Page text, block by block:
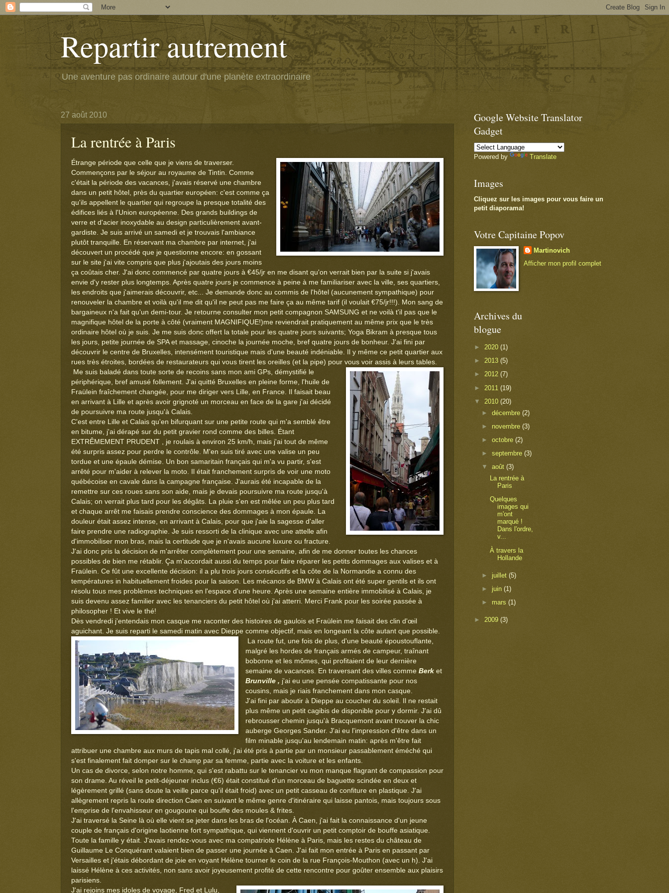
Repartir autrement
Une aventure pas ordinaire autour d'une planète extraordinaire
27 août 2010
La rentrée à Paris
Étrange période que celle que je viens de traverser.
Commençons par le séjour au royaume de Tintin. Comme
c'était la période des vacances, j'avais réservé une chambre
dans un petit hôtel, près du quartier européen: c'est comme ça
qu'ils appellent le quartier qui regroupe la presque totalité des
édifices liés à l'Union européenne. Des grands buildings de
verre et d'acier inoxydable au design particulièrement avant-
gardiste. Je suis arrivé un samedi et je trouvais l'ambiance
plutôt tranquille. En réservant ma chambre par internet, j'ai
découvert un procédé que je questionne encore: en gossant
sur le site j'ai vite compris que plus j'ajoutais des jours moins
ça coûtais cher. J'ai donc commencé par quatre jours à €45/jr en me disant qu'on verrait bien par la suite si j'avais
envie d'y rester plus longtemps. Après quatre jours je commence à peine à me familiariser avec la ville, ses quartiers,
les endroits que j'aimerais découvrir, etc... Je demande donc au commis de l'hôtel (aucunement sympathique) pour
renouveler la chambre et voilà qu'il me dit qu'il ne peut pas me faire ça au même tarif (il voulait €75/jr!!!). Mon sang de
bargaineux n'a fait qu'un demi-tour. Je retourne consulter mon petit compagnon SAMSUNG et ne voilà t'il pas que le
magnifique hôtel de la porte à côté (vraiment MAGNIFIQUE!)me reviendrait pratiquement au même prix que le très
ordinaire hôtel où je suis. Je me suis donc offert la totale pour les quatre jours suivants; Yoga Bikram à presque tous
les jours, petite journée de SPA et massage, cinoche la journée moche, bref quatre jours de bonheur. J'ai fini par
découvrir le centre de Bruxelles, intensément touristique mais d'une beauté indéniable. Il y même ce petit quartier aux
rues très étroites, bordées de restaurateurs qui vous tirent les oreilles (et la pipe) pour vous voir assis à leurs tables.
Me suis baladé dans toute sorte de recoins sans mon ami GPs, démystifié le
périphérique, bref amusé follement. J'ai quitté Bruxelles en pleine forme, l'huile de
Fraülein fraîchement changée, pour me diriger vers Lille, en France. Il faisait beau
en arrivant à Lille et après avoir grignoté un morceau en face de la gare j'ai décidé
de poursuivre ma route jusqu'à Calais.
C'est entre Lille et Calais qu'en bifurquant sur une petite route qui m'a semblé être
en bitume, j'ai dérapé sur du petit gravier rond comme des billes. Étant
EXTRÊMEMENT PRUDENT , je roulais à environ 25 km/h, mais j'ai tout de même
été surpris assez pour perdre le contrôle. M'en suis tiré avec une valise un peu
tordue et une épaule démise. Un bon samaritain français qui m'a vu partir, s'est
arrêté pour m'aider à relever la moto. Il était franchement surpris de voir une moto
québécoise en cavale dans la campagne française. J'aurais été incapable de la
remettre sur ces roues sans son aide, mais je devais poursuivre ma route jusqu'à
Calais; on verrait plus tard pour les dégâts. La pluie s'en est mêlée un peu plus tard
et chaque arrêt me faisais prendre conscience des dommages à mon épaule. La
douleur était assez intense, en arrivant à Calais, pour que j'aie la sagesse d'aller
faire prendre une radiographie. Je suis ressorti de la clinique avec une attelle afin
d'immobiliser mon bras, mais la certitude que je n'avais aucune luxure ou fracture.
J'ai donc pris la décision de m'arrêter complètement pour une semaine, afin de me donner toutes les chances
possibles de bien me rétablir. Ça m'accordait aussi du temps pour faire réparer les petits dommages aux valises et à
Fraülein. Ce fût une excellente décision: il a plu trois jours consécutifs et la côte de la Normandie a connu des
températures in habituellement froides pour la saison. Les mécanos de BMW à Calais ont été super gentils et ils ont
résolu tous mes problèmes techniques en l'espace d'une heure. Après une semaine entière immobilisé à Calais, je
suis devenu assez familier avec les tenanciers du petit hôtel où j'ai atterri. Merci Frank pour les soirée passée à
philosopher ! Et vive le thé!
Dès vendredi j'entendais mon casque me raconter des histoires de gaulois et Fraülein me faisait des clin d'œil
aguichant. Je suis reparti le samedi matin avec Dieppe comme objectif, mais en longeant la côte autant que possible.
La route fut, une fois de plus, d'une beauté époustouflante,
malgré les hordes de français armés de campeur, traînant
bobonne et les mômes, qui profitaient de leur dernière
semaine de vacances. En traversant des villes comme Berk et
Brunville , j'ai eu une pensée compatissante pour nos
cousins, mais je riais franchement dans mon casque.
J'ai fini par aboutir à Dieppe au coucher du soleil. Il ne restait
plus même un petit cagibis de disponible pour y dormir. J'ai dû
rebrousser chemin jusqu'à Bracquemont avant trouver la chic
auberge Georges Sander. J'ai eu l'impression d'être dans un
film minable jusqu'au lendemain matin: après m'être fait
attribuer une chambre aux murs de tapis mal collé, j'ai été pris à partie par un monsieur passablement éméché qui
s'est finalement fait domper sur le champ par sa femme, partie avec la voiture et les enfants.
Un cas de divorce, selon notre homme, qui s'est rabattu sur le tenancier vu mon manque flagrant de compassion pour
son drame. Au réveil le petit-déjeuner inclus (€6) était constitué d'un morceau de baguette scindée en deux et
légèrement grillé (sans doute la veille parce qu'il était froid) avec un petit casseau de confiture en plastique. J'ai
allègrement repris la route direction Caen en suivant le même genre d'itinéraire qui laisse pantois, mais toujours sous
l'emprise de l'envahisseur en gougoune qui bouffe des moules & frites.
J'ai traversé la Seine là où elle vient se jeter dans les bras de l'océan. À Caen, j'ai fait la connaissance d'un jeune
couple de français d'origine laotienne fort sympathique, qui viennent d'ouvrir un petit comptoir de bouffe asiatique.
Toute la famille y était. J'avais rendez-vous avec ma compatriote Hélène à Paris, mais les restes du château de
Guillaume Le Conquérant valaient bien de passer une journée à Caen. J'ai fait mon entrée à Paris en passant par
Versailles et j'étais débordant de joie en voyant Hélène tourner le coin de la rue François-Mouthon (avec un h). J'ai
laissé Hélène à ces activités, non sans avoir joyeusement profité de cette rencontre pour goûter ensemble aux plaisirs
parisiens.
J'ai rejoins mes idoles de voyage, Fred et Lulu,
Google Website Translator
Gadget
Powered by Translate
Images
Cliquez sur les images pour vous faire un
petit diaporama!
Votre Capitaine Popov
Martinovich
Afficher mon profil complet
Archives du
blogue
► 2020 (1)
► 2013 (5)
► 2012 (7)
► 2011 (19)
▼ 2010 (20)
►décembre(2)
► novembre(3)
►octobre(2)
►septembre(3)
▼août(3)
La rentrée à
Paris
Quelques
images qui
m'ont
marqué !
Dans l'ordre,
v...
À travers la
Hollande
► juillet(5)
►juin(1)
► mars(1)
► 2009 (3)